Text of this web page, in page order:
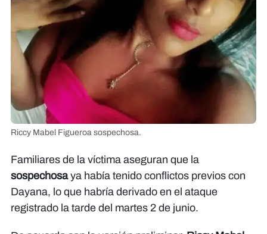
Riccy Mabel Figueroa sospechosa.
Familiares de la víctima aseguran que la
sospechosaya había tenido conflictos previos con
Dayana, lo que habría derivado en el ataque
registrado la tarde del martes 2 de junio.